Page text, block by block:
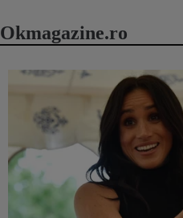
Okmagazine.ro